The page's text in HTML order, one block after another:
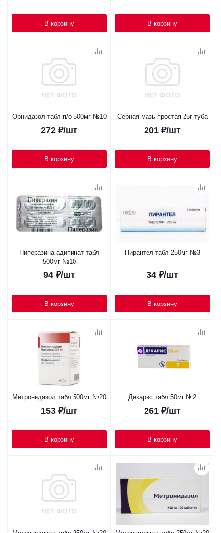
В корзину В корзину
Орнидазол табл п/о 500мг №10
272 ₽/шт
В корзину
Серная мазь простая 25г туба
201 ₽/шт
В корзину
Пиперазина адипинат табл
500мг №10
94 ₽/шт
В корзину
Пирантел табл 250мг №3
34 ₽/шт
В корзину
Метронидазол табл 500мг №20
153 ₽/шт
В корзину
Декарис табл 50мг №2
261 ₽/шт
В корзину